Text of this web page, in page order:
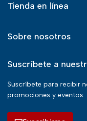
Tienda en línea
Sobre nosotros
Suscríbete a
Suscríbete para recibir
promociones y eventos.